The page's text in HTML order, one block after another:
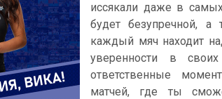
иссякали даже в
будет безупречной, а
каждый мяч находит
уверенности в
ответственные
матчей, где ты